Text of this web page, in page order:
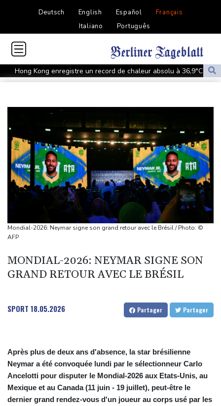
Deutsch English Español
Français
Italiano
Português
Hong Kong enregistre un record de chaleur absolu à 36,9°C
Des échanges de frappes font cinq morts en Ukraine et en
Les éclipses, une opportunité lumineuse pour les scientifiques
Japon: 81 ans après Hiroshima, le tabou de la dissuasion
nucléaire vacille
Aux Etats-Unis, la colère monte contre un vaste réseau de
surveillance des voitures
Les chrétiens de Cisjordanie cèdent à la tentation de l'exil
Dans le nord-est de l'Afghanistan, une ruée vers l'or qui
bouleverse vies et paysages
Canicule: à peine redémarrée, la centrale de Golfech de nouveau
à l'arrêt
propagent
Chine : annulations de vols et évacuations à l'approche du
Mondial-2026: Neymar signe son grand retour avec le Brésil / Photo: ©
AFP
MONDIAL-2026: NEYMAR SIGNE SON
GRAND RETOUR AVEC LE BRÉSIL
SPORT 18.05.2026 Partager Partager
Après plus de deux ans d'absence, la star brésilienne
Neymar a été convoquée lundi par le sélectionneur Carlo
Ancelotti pour disputer le Mondial-2026 aux Etats-Unis, au
Mexique et au Canada (11 juin - 19 juillet), peut-être le
dernier grand rendez-vous d'un joueur au corps usé par les